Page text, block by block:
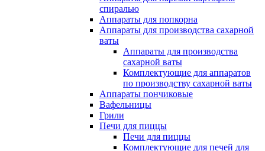
спиралью
Аппараты для попкорна
Аппараты для производства сахарной
ваты
Аппараты для производства
сахарной ваты
Комплектующие для аппаратов
по производству сахарной ваты
Аппараты пончиковые
Вафельницы
Грили
Печи для пиццы
Печи для пиццы
Комплектующие для печей для